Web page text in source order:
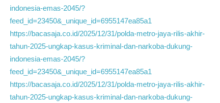
indonesia-emas-2045/?
feed_id=23450&_unique_id=6955147ea85a1
https://bacasaja.co.id/2025/12/31/polda-metro-jaya-rilis-akhir-
tahun-2025-ungkap-kasus-kriminal-dan-narkoba-dukung-
indonesia-emas-2045/?
feed_id=23450&_unique_id=6955147ea85a1
https://bacasaja.co.id/2025/12/31/polda-metro-jaya-rilis-akhir-
tahun-2025-ungkap-kasus-kriminal-dan-narkoba-dukung-